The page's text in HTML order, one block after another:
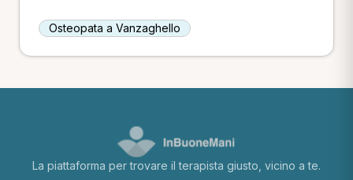
Osteopata a Vanzaghello
La piattaforma per trovare il terapista giusto, vicino a te.